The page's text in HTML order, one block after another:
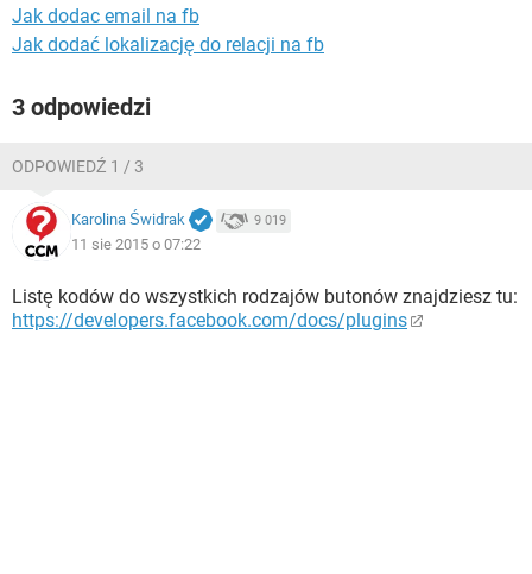
Jak dodac email na fb
Jak dodać lokalizację do relacji na fb
3 odpowiedzi
ODPOWIEDŹ 1 / 3
Karolina Świdrak 9 019
11 sie 2015 o 07:22
Listę kodów do wszystkich rodzajów butonów znajdziesz tu:
https://developers.facebook.com/docs/plugins